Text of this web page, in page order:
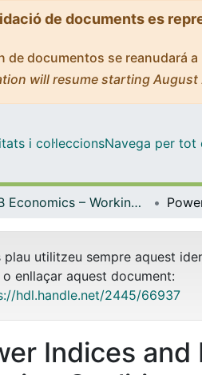
de documents es
de documentos se reanudará
will resume starting
i col·leccionsNavega per tot
UB Economics – Working Papers [ERE]
plau utilitzeu sempre aquest
enllaçar aquest document:
hdl.handle.net/2445/66937
Indices and